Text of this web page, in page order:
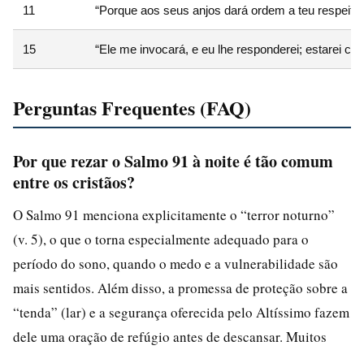
11 “Porque aos seus anjos dará ordem a teu
15 “Ele me invocará, e eu lhe responderei; estarei
Perguntas Frequentes (FAQ)
Por que rezar o Salmo 91 à noite é tão comum
entre os cristãos?
O Salmo 91 menciona explicitamente o “terror noturno”
(v. 5), o que o torna especialmente adequado para o
período do sono, quando o medo e a vulnerabilidade são
mais sentidos. Além disso, a promessa de proteção sobre a
“tenda” (lar) e a segurança oferecida pelo Altíssimo fazem
dele uma oração de refúgio antes de descansar. Muitos